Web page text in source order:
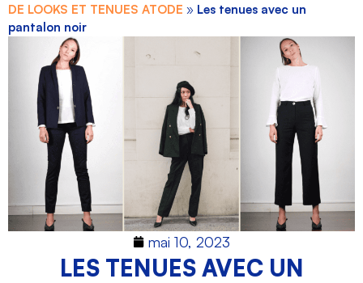
DE LOOKS ET TENUES ATODE » Les tenues avec un
pantalon noir
mai 10, 2023
LES TENUES AVEC UN